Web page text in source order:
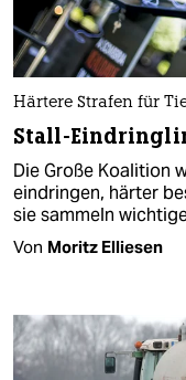
Härtere Strafen für
Stall-
Die Große Koalition
eindringen, härter
sie sammeln
Von Moritz Elliesen